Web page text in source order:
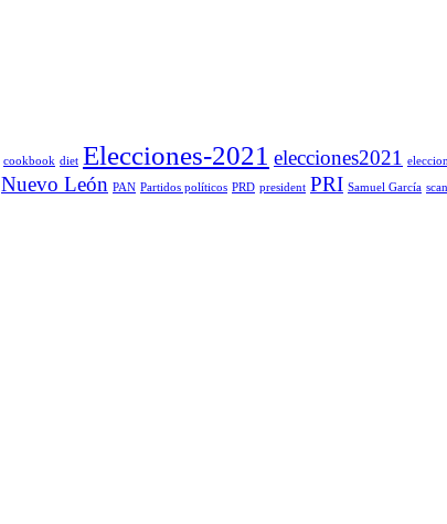
cookbook diet Elecciones-2021 elecciones2021
Nuevo León PAN Partidos políticos PRD president PRI Samuel García